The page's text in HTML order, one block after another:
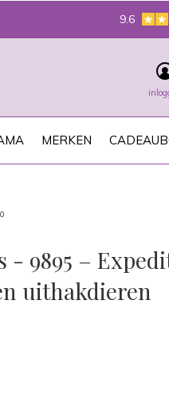
MERKEN
9.6
0
- 9895 –
uithakdieren